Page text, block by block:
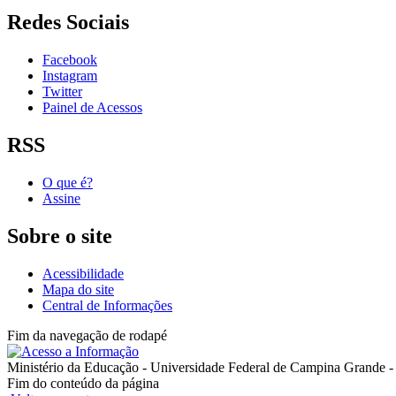
Redes Sociais
Facebook
Instagram
Twitter
Painel de Acessos
RSS
O que é?
Assine
Sobre o site
Acessibilidade
Mapa do site
Central de Informações
Fim da navegação de rodapé
Ministério da Educação - Universidade Federal de Campina Grande
Fim do conteúdo da página